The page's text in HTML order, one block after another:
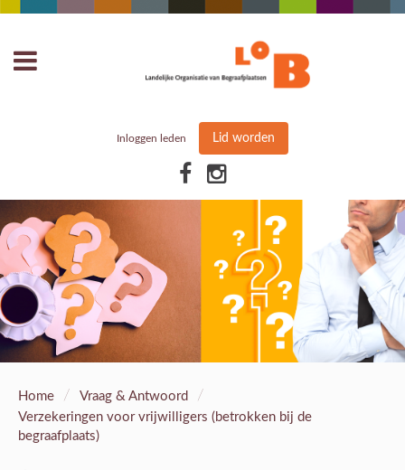
Inloggen leden Lid worden
Home / Vraag & Antwoord /
Verzekeringen voor vrijwilligers (betrokken bij de
begraafplaats)